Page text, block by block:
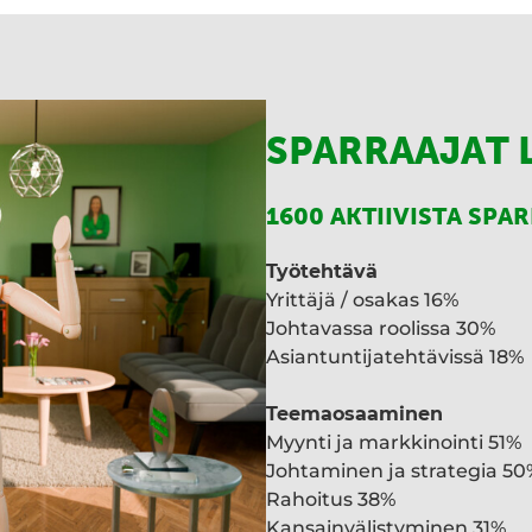
SPARRAAJAT
1600 AKTIIVISTA
Työtehtävä
Yrittäjä / osakas 16%
Johtavassa roolissa 30%
Asiantuntijatehtävissä 18%
Teemaosaaminen
Myynti ja markkinointi 51%
Johtaminen ja strategia
Rahoitus 38%